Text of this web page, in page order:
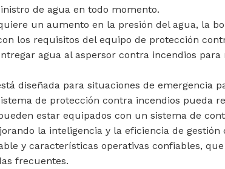
de agua en todo momento.
un aumento en la presión del agua, la
los requisitos del equipo de protección
agua al aspersor contra incendios
diseñada para situaciones de emergencia
de protección contra incendios pueda
estar equipados con un sistema de
la inteligencia y la eficiencia de
y características operativas confiables,
frecuentes.